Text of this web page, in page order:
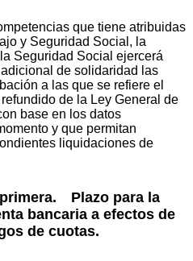
que tiene atribuidas
y Seguridad Social, la
Seguridad Social ejercerá
de solidaridad las
a las que se refiere el
de la Ley General de
base en los datos
y que permitan
liquidaciones de
Plazo para la
bancaria a efectos de
de cuotas.